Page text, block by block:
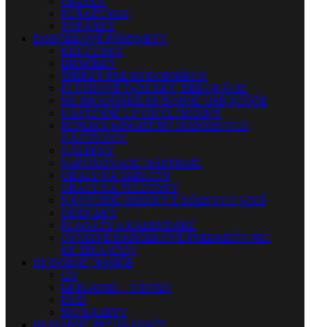
PEŇAŽENKY
TOPÁNKY
DARČEKOVÉ PREDMETY
KĽÚČENKY
HRNČEKY
ŠPERKY PRE HUDOBNÍKOV
PLECHOVÉ TABUĽKY, DEKORÁCIE
MUZIKANTSKÉ HUDOBNÉ USB KĽÚČE
NÁSTENNÉ LP VINYL HODINY
REPLIKY-MINIATÚRY HUDOBNÝCH
NÁSTROJOV
NÁLEPKY
NAFUKOVACIE NÁSTROJE
OBALY NA TABLETY
OBALY NA TELEFÓNY
NÁSTENNÉ HODINY Z RÔZNYCH VECÍ
ODZNAKY
PLAGÁTY A KALENDÁRE
OSTATNÉ DARČEKOVÉ PREDMETY PRE
MUZIKANTOV
HUDOBNÉ NOSIČE
CD
LP PLATNE – VINYLY
DVD
MG KAZETY
HUDOBNÉ PREHRÁVAČE